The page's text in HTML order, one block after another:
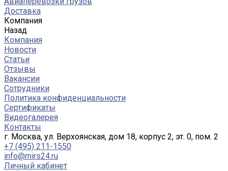
Доставка
Компания
Назад
Компания
Новости
Статьи
Отзывы
Вакансии
Сотрудники
Политика конфиденциальности
Сертификаты
Видеогалерея
Контакты
г. Москва, ул. Верхоянская, дом 18, корпус 2, эт. 0, пом. 2
+7 (495) 211-1550
info@mirs24.ru
Личный кабинет